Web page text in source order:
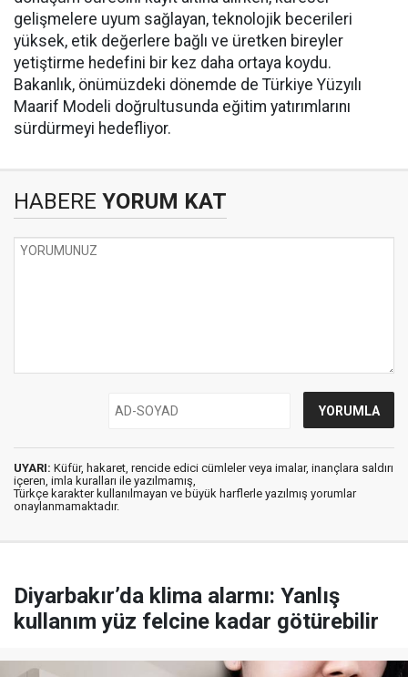
gelişmelere uyum sağlayan, teknolojik becerileri
yüksek, etik değerlere bağlı ve üretken bireyler
yetiştirme hedefini bir kez daha ortaya koydu.
Bakanlık, önümüzdeki dönemde de Türkiye Yüzyılı
Maarif Modeli doğrultusunda eğitim yatırımlarını
sürdürmeyi hedefliyor.
HABERE YORUM KAT
UYARI: Küfür, hakaret, rencide edici cümleler veya imalar, inançlara saldırı
içeren, imla kuralları ile yazılmamış,
Türkçe karakter kullanılmayan ve büyük harflerle yazılmış yorumlar
onaylanmamaktadır.
Diyarbakır’da klima alarmı: Yanlış
kullanım yüz felcine kadar götürebilir